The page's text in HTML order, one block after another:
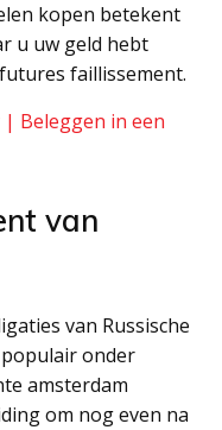
kopen betekent
u uw geld hebt
faillissement.
Beleggen in een
van
van Russische
onder
amsterdam
om nog even na